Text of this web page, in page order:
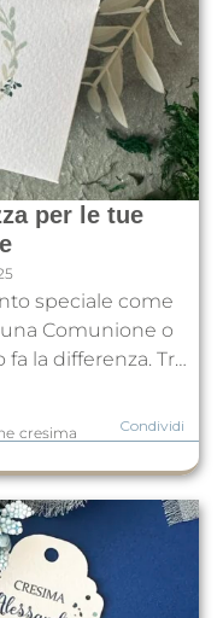
per le tue
speciale come
Comunione o
la differenza. Tra
bomboniere e i
lo stile della
ricordo unico e
scatolina bauletto
Condividi
cresima